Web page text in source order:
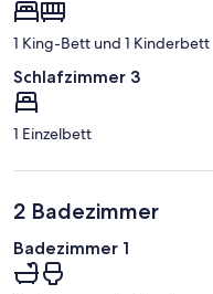
1 King-Bett und 1 Kinderbett
Schlafzimmer 3
1 Einzelbett
2 Badezimmer
Badezimmer 1